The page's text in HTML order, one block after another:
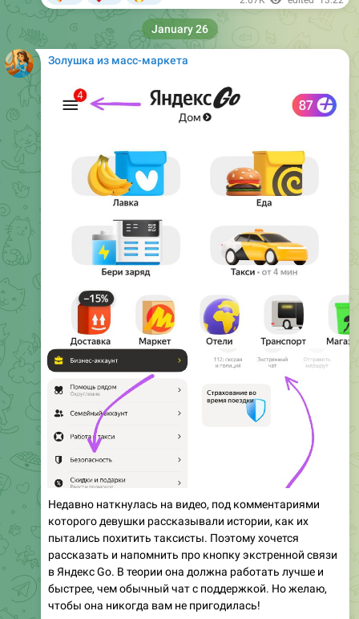
Золушка из масс-маркета
Недавно наткнулась на видео, под комментариями
которого девушки рассказывали истории, как их
пытались похитить таксисты. Поэтому хочется
рассказать и напомнить про кнопку экстренной связи
в Яндекс Go. В теории она должна работать лучше и
быстрее, чем обычный чат с поддержкой. Но желаю,
чтобы она никогда вам не пригодилась!
На странице с активным заказом, если правильно